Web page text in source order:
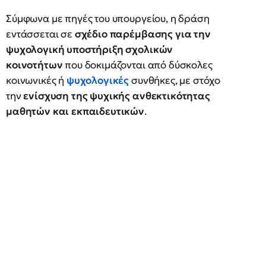
Σύμφωνα με πηγές του υπουργείου, η δράση
εντάσσεται σε σχέδιο παρέμβασης για την
ψυχολογική υποστήριξη σχολικών
κοινοτήτωνπου δοκιμάζονται από δύσκολες
κοινωνικές ή ψυχολογικέςσυνθήκες, με στόχο
τηνενίσχυση της ψυχικής ανθεκτικότητας
μαθητών και εκπαιδευτικών.